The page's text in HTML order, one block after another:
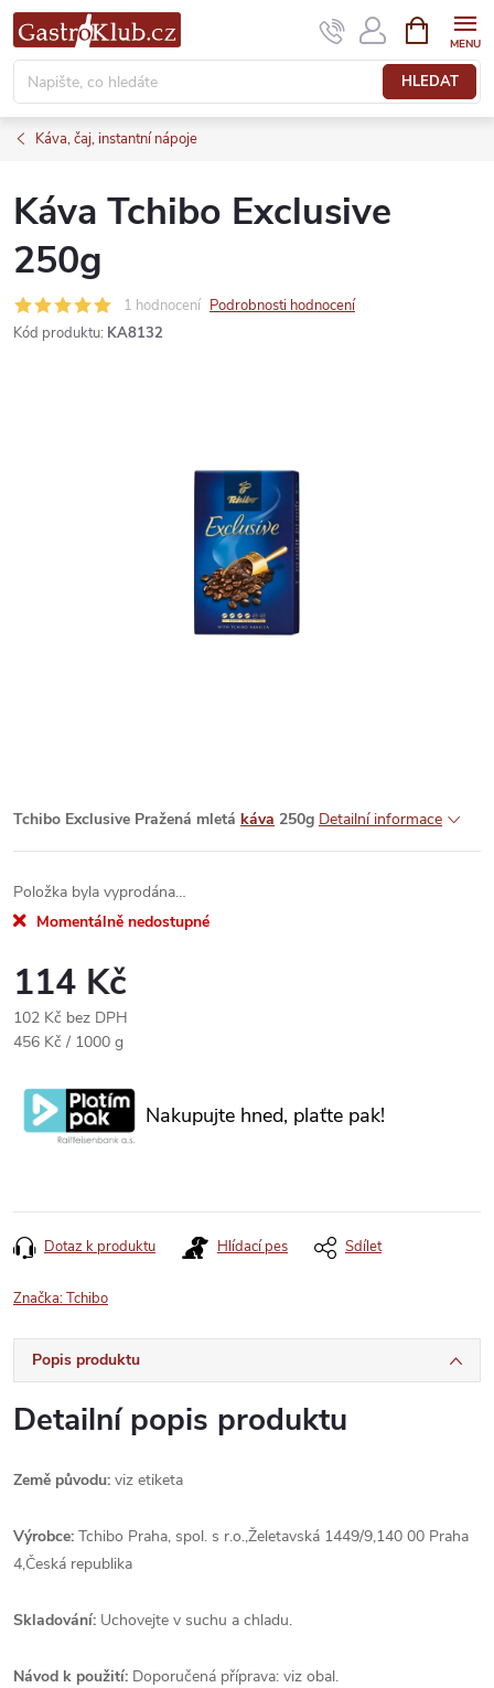
Přejít
na
obsah
HLEDAT
NÁKUPNÍ
KOŠÍK
Káva, čaj, instantní nápoje
Káva Tchibo Exclusive
250g
1 hodnocení Podrobnosti hodnocení
Kód produktu: KA8132
Tchibo Exclusive Pražená mletá káva 250g Detailní informace
Položka byla vyprodána…
Momentálně nedostupné
114 Kč
102 Kč bez DPH
Měrná
456 Kč / 1000 g
Nakupujte hned, plaťte pak!
Dotaz k produktu Hlídací pes Sdílet
Značka:Tchibo
Popis produktu
Detailní popis produktu
Země původu: viz etiketa
Výrobce: Tchibo Praha, spol. s r.o.,Želetavská 1449/9,140 00 Praha
4,Česká republika
Skladování: Uchovejte v suchu a chladu.
Návod k použití: Doporučená příprava: viz obal.